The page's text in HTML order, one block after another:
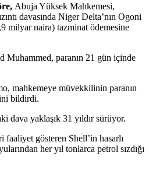
Abuja Yüksek Mahkemesi,
davasında Niger Delta’nın Ogoni
milyar naira) tazminat ödemesine
Muhammed, paranın 21 gün içinde
mahkemeye müvekkilinin paranın
bildirdi.
dava yaklaşık 31 yıldır sürüyor.
faaliyet gösteren Shell’in hasarlı
her yıl tonlarca petrol sızdığı